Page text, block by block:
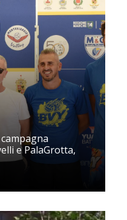
e PalaGrotta,